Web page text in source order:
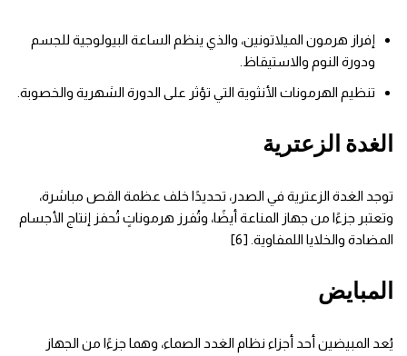
إفراز هرمون الميلاتونين، والذي ينظم الساعة البيولوجية للجسم
ودورة النوم والاستيقاظ.
تنظيم الهرمونات الأنثوية التي تؤثر على الدورة الشهرية والخصوبة.
الغدة الزعترية
توجد الغدة الزعترية في الصدر، تحديدًا خلف عظمة القص مباشرة،
وتعتبر جزءًا من جهاز المناعة أيضًا، وتُفرز هرموناتٍ تُحفز إنتاج الأجسام
المضادة والخلايا اللمفاوية. [6]
المبايض
يُعد المبيضين أحد أجزاء نظام الغدد الصماء، وهما جزءًا من الجهاز